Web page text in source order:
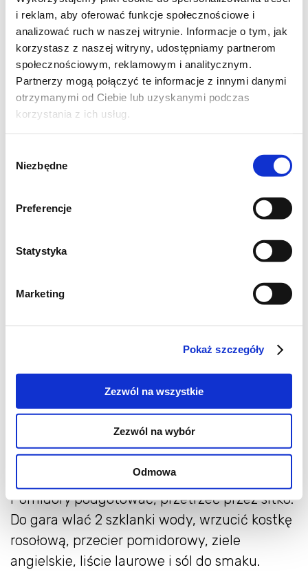
i reklam, aby oferować funkcje społecznościowe i
analizować ruch w naszej witrynie. Informacje o tym, jak
korzystasz z naszej witryny, udostępniamy partnerom
społecznościowym, reklamowym i analitycznym.
Partnerzy mogą połączyć te informacje z innymi danymi
otrzymanymi od Ciebie lub uzyskanymi podczas
korzystania z ich usług.
zgody
Niezbędne
Preferencje
Statystyka
Marketing
Pokaż szczegóły
Zezwól na wszystkie
Zezwól na wybór
Odmowa
1 cebula
1 szklanka ryżu
sól, pieprz do smaku
ziele angielskie 5 szt.
liśc laurowy 3 szt.
3 pomidory
Bułkę namoczyć w mleku. Ryż ugotować do
przesmażyć na patelni. Do mięsa wbić jajko,
dodać wyciśniętą bułkę, cebulę i ryż.
Doprawić solą i pieprzem. Formować z
gotowej masy pulpety.
Pomidory podgotować, przetrzeć przez sitko.
Do gara wlać 2 szklanki wody, wrzucić kostkę
rosołową, przecier pomidorowy, ziele
angielskie, liście laurowe i sól do smaku.